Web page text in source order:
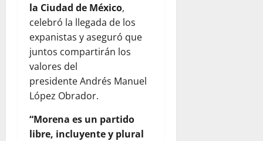
la Ciudad de México,
celebró la llegada de los
expanistas y aseguró que
juntos compartirán los
valores del
presidente Andrés Manuel
López Obrador.
“Morena es un partido
libre, incluyente y plural